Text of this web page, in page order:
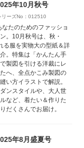
年10月秋号
ーズNo：012510
なたのためのファッショ
。10月秋号は、秋・
る服を実物大の型紙＆詳
。特集は「かんたん手
製図を引ける洋裁にレ
へ、全点かこみ製図の
い方イラストで解説。
ンスタイルや、大人世
など、着たい＆作りた
だくさんでお届け。
年8月盛夏号